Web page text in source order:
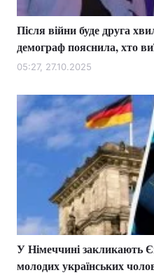
Після війни буде друга
демограф пояснила, хто
05:27, 27.10.2025
У Німеччині закликають
молодих українських